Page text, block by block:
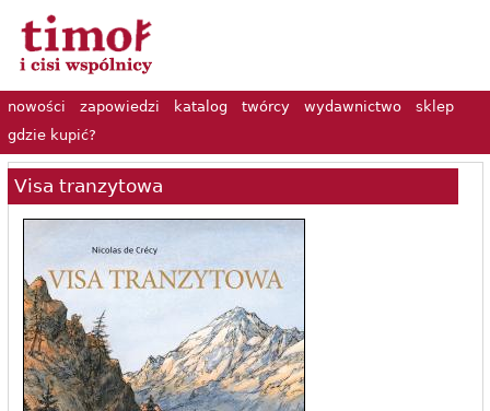
nowości zapowiedzi katalog twórcy wydawnictwo
sklep
gdzie kupić?
Visa tranzytowa